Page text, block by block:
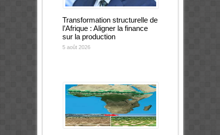
Transformation structurelle de
l’Afrique : Aligner la finance
sur la production
5 août 2026